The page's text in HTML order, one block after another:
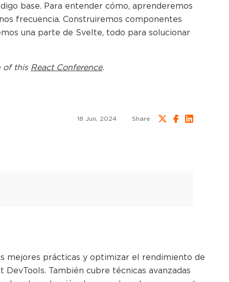
base. Para entender cómo, aprenderemos
frecuencia. Construiremos componentes
una parte de Svelte, todo para solucionar
of this React Conference.
18 Jun, 2024 Share
mejores prácticas y optimizar el rendimiento de
También cubre técnicas avanzadas